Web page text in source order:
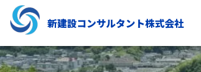
新建設コンサルタント株式会社